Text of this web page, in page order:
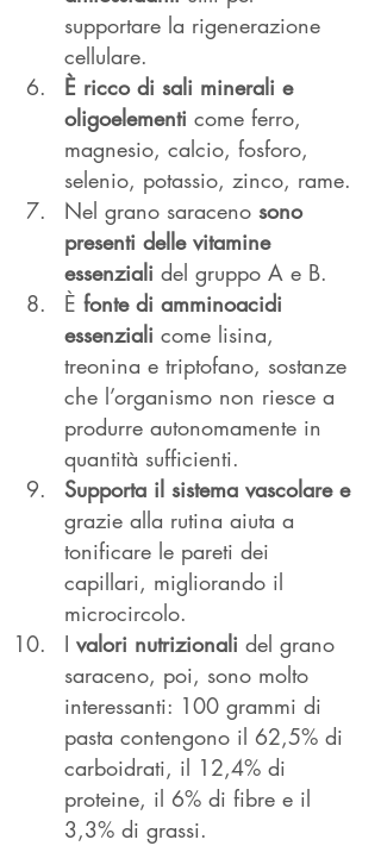
supportare la rigenerazione
cellulare.
È ricco di sali minerali e
oligoelementi come ferro,
magnesio, calcio, fosforo,
selenio, potassio, zinco, rame.
Nel grano saraceno sono
presenti delle vitamine
essenziali del gruppo A e B.
È fonte di amminoacidi
essenziali come lisina,
treonina e triptofano, sostanze
che l’organismo non riesce a
produrre autonomamente in
quantità sufficienti.
Supporta il sistema vascolare e
grazie alla rutina aiuta a
tonificare le pareti dei
capillari, migliorando il
microcircolo.
I valori nutrizionali del grano
saraceno, poi, sono molto
interessanti: 100 grammi di
pasta contengono il 62,5% di
carboidrati, il 12,4% di
proteine, il 6% di fibre e il
3,3% di grassi.